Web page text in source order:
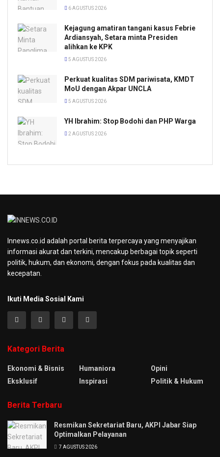
6 AGUSTUS 2026
Kejagung amatiran tangani kasus Febrie
Ardiansyah, Setara minta Presiden
alihkan ke KPK
5 AGUSTUS 2026
Perkuat kualitas SDM pariwisata, KMDT
MoU dengan Akpar UNCLA
5 AGUSTUS 2026
YH Ibrahim: Stop Bodohi dan PHP Warga
2 AGUSTUS 2026
Innews.co.id adalah portal berita terpercaya yang menyajikan
informasi akurat dan terkini, mencakup berbagai topik seperti
politik, hukum, dan ekonomi, dengan fokus pada kualitas dan
kecepatan.
Ikuti Media Sosial Kami
Kategori Berita
Ekonomi & Bisnis
Eksklusif
Humaniora
Inspirasi
Opini
Politik & Hukum
Berita Terbaru
Resmikan Sekretariat Baru, AKPI Jabar Siap
Optimalkan Pelayanan
7 AGUSTUS 2026